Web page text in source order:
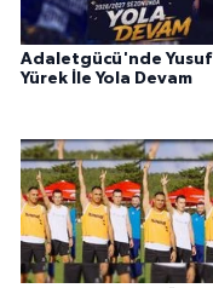
Adaletgücü'nde Yusuf
Yürek İle Yola Devam